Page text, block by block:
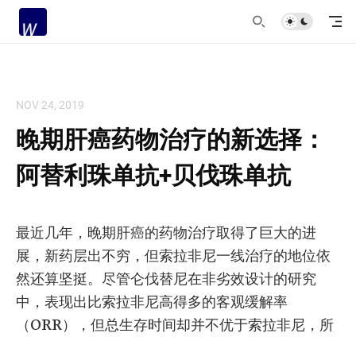
NOV 24, 2019
晚期肝癌药物治疗的新选择：
阿替利珠单抗+贝伐珠单抗
最近几年，晚期肝癌的药物治疗取得了巨大的进
展，新药层出不穷，但索拉非尼一线治疗的地位依
然还算坚挺。尽管仑伐替尼在非劣效设计的研究
中，表现出比索拉非尼高得多的客观缓解率
（ORR），但总生存时间却并不优于索拉非尼，所